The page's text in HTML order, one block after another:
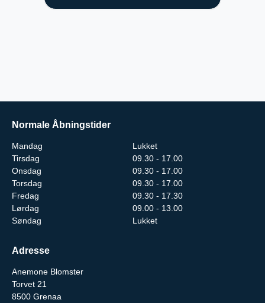
Normale Åbningstider
Mandag
Lukket
Tirsdag
09.30 - 17.00
Onsdag
09.30 - 17.00
Torsdag
09.30 - 17.00
Fredag
09.30 - 17.30
Lørdag
09.00 - 13.00
Søndag
Lukket
Adresse
Anemone Blomster
Torvet 21
8500 Grenaa